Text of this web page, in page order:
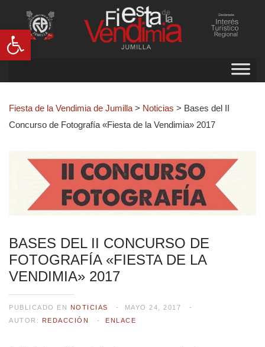
Abrir barra de herramientas
Fiesta de la Vendimia de Jumilla > Noticias > Bases del II
Concurso de Fotografía «Fiesta de la Vendimia» 2017
BASES DEL II CONCURSO DE
FOTOGRAFÍA «FIESTA DE LA
VENDIMIA» 2017
PUBLICADO EN NOTICIAS
MAYO 24, 2017
AUTOR:
REDACCIÓN ENLACE